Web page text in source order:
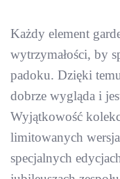
Każdy element
wytrzymałości, by
padoku. Dzięki
dobrze wygląda i
Wyjątkowość
limitowanych
specjalnych